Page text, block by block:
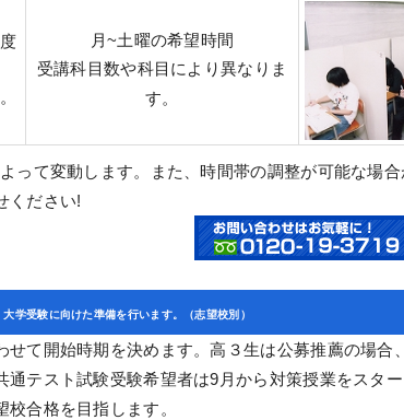
月~土曜の希望時間
受講科目数や科目により異なりま
す。
って変動します。また、時間帯の調整が可能な場合
ください!
大学受験に向けた準備を行います。（志望校別）
せて開始時期を決めます。高３生は公募推薦の場
通テスト試験受験希望者は9月から対策授業をス
合格を目指します。